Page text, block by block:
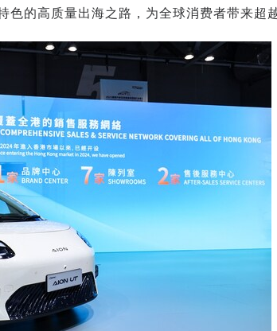
的高质量出海之路，为全球消费者带来超